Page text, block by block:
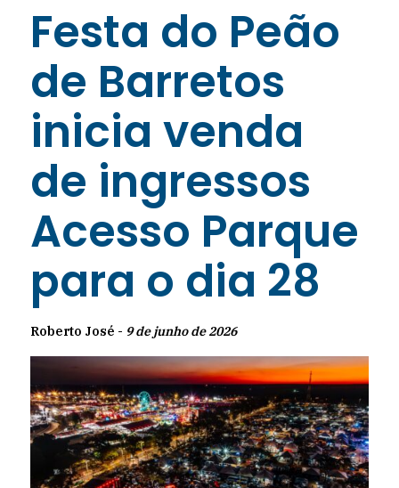
Festa do Peão
de Barretos
inicia venda
de ingressos
Acesso Parque
para o dia 28
Roberto José - 9 de junho de 2026